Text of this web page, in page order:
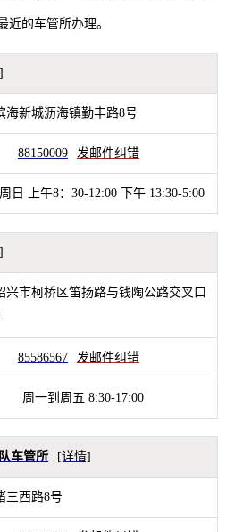
近的车管所办理。
海新城沥海镇勤丰路8号
88150009 发邮件纠错
日 上午8：30-12:00 下午 13:30-5:00
兴市柯桥区笛扬路与钱陶公路交叉口
85586567 发邮件纠错
周一到周五 8:30-17:00
车管所 [详情]
三西路8号